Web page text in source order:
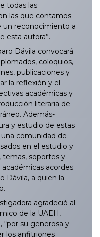
todas las
las que contamos
un reconocimiento a
esta autora”.
Dávila convocará
coloquios,
publicaciones y
la reflexión y el
académicas y
literaria de
Además-
y estudio de estas
una comunidad de
en el estudio y
temas, soportes y
académicas acordes
Dávila, a quien la
agradeció al
de la UAEH,
su generosa y
los anfitriones